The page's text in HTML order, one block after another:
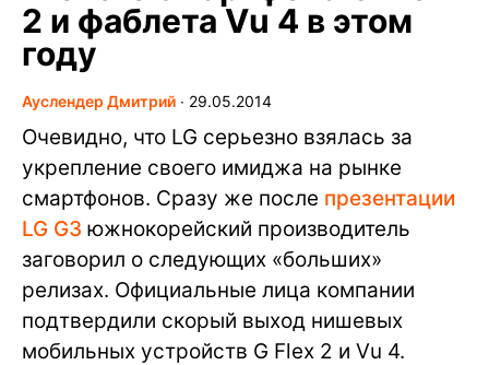
2 и фаблета Vu 4 в этом
году
Ауслендер Дмитрий ∙ 29.05.2014
Очевидно, что LG серьезно взялась за
укрепление своего имиджа на рынке
смартфонов. Сразу же после презентации
LG G3 южнокорейский производитель
заговорил о следующих «больших»
релизах. Официальные лица компании
подтвердили скорый выход нишевых
мобильных устройств G Flex 2 и Vu 4.